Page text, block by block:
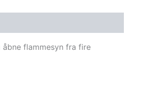
flammesyn fra fire